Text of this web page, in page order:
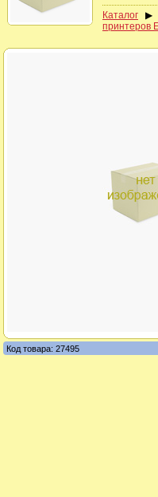
Каталог
принтеров
Код товара: 27495